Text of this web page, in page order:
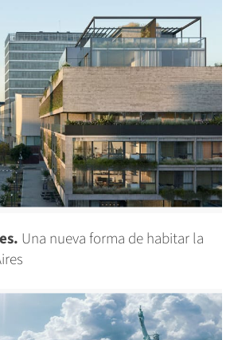
Una nueva forma de habitar la